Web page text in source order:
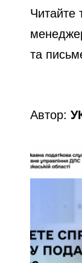
Читайте
та
Автор: